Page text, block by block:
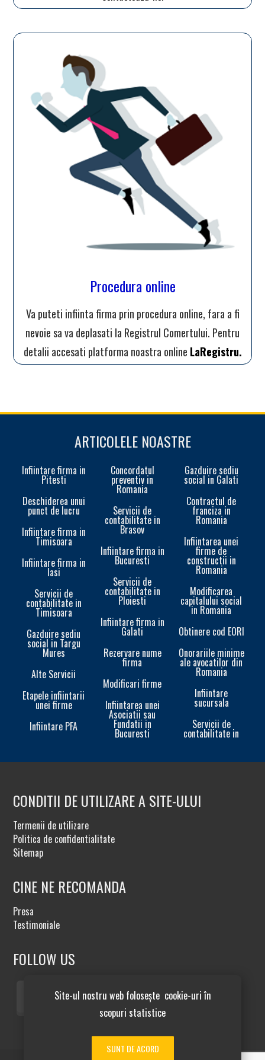
Site-ul nostru web folosește cookie-uri în
scopuri statistice
SUNT DE ACORD
Procedura online
Va puteti infiinta firma prin procedura online, fara a fi
nevoie sa va deplasati la Registrul Comertului. Pentru
detalii accesati platforma noastra online LaRegistru.
ARTICOLELE NOASTRE
Infiintare firma in
Pitesti
Deschiderea unui
punct de lucru
Infiintare firma in
Timisoara
Infiintare firma in
Iasi
Servicii de
contabilitate in
Timisoara
Gazduire sediu
social in Targu
Mures
Alte Servicii
Etapele infiintarii
unei firme
Infiintare PFA
Concordatul
preventiv in
Romania
Servicii de
contabilitate in
Brasov
Infiintare firma in
Bucuresti
Servicii de
contabilitate in
Ploiesti
Infiintare firma in
Galati
Rezervare nume
firma
Modificari firme
Infiintarea unei
Asociatii sau
Fundatii in
Bucuresti
Gazduire sediu
social in Galati
Contractul de
franciza in
Romania
Infiintarea unei
firme de
constructii in
Romania
Modificarea
capitalului social
in Romania
Obtinere cod EORI
Onorariile minime
ale avocatilor din
Romania
Infiintare
sucursala
Servicii de
contabilitate in
CONDITII DE UTILIZARE A SITE-ULUI
Termenii de utilizare
Politica de confidentialitate
Sitemap
CINE NE RECOMANDA
Presa
Testimoniale
FOLLOW US